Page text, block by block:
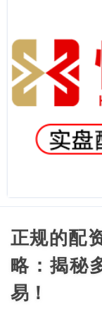
正规的配
略：揭秘
易！